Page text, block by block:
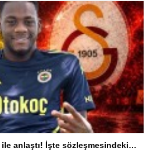
Jhon Duran, Galatasaray ile anlaştı! İşte sözleşmesindeki özel madde